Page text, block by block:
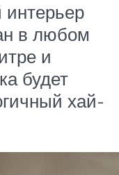
в любом
и
будет
хай-